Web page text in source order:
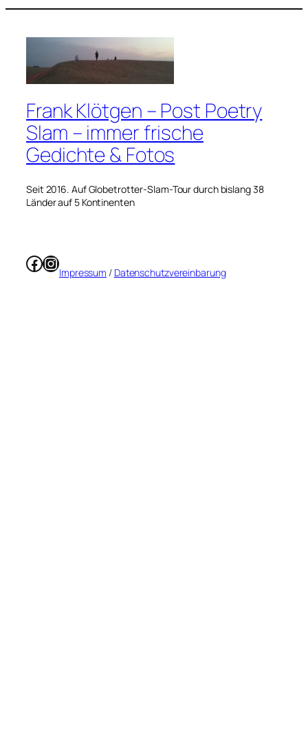
Frank Klötgen – Post Poetry
Slam – immer frische
Gedichte & Fotos
Seit 2016. Auf Globetrotter-Slam-Tour durch bislang 38
Länder auf 5 Kontinenten
Facebook
Instagram
Impressum / Datenschutzvereinbarung